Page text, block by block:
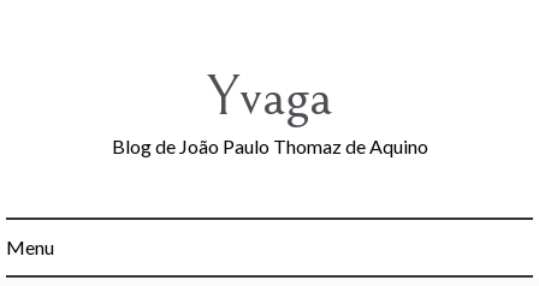
Yvaga
Blog de João Paulo Thomaz de Aquino
Menu